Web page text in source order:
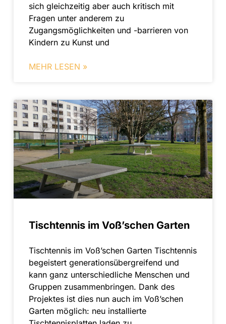
sich gleichzeitig aber auch kritisch mit
Fragen unter anderem zu
Zugangsmöglichkeiten und -barrieren von
Kindern zu Kunst und
MEHR LESEN »
Tischtennis im Voß’schen Garten
Tischtennis im Voß’schen Garten Tischtennis
begeistert generationsübergreifend und
kann ganz unterschiedliche Menschen und
Gruppen zusammenbringen. Dank des
Projektes ist dies nun auch im Voß’schen
Garten möglich: neu installierte